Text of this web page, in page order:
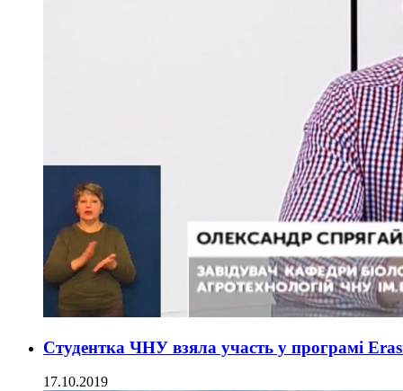
Студентка ЧНУ взяла участь у програмі
17.10.2019